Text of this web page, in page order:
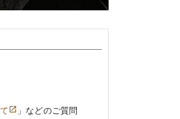
」などのご質問